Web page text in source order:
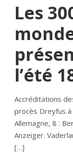
Les
l’été
Accréditations
procès Dreyfus à
Allemagne, 8 :
Anzeiger.
[…]